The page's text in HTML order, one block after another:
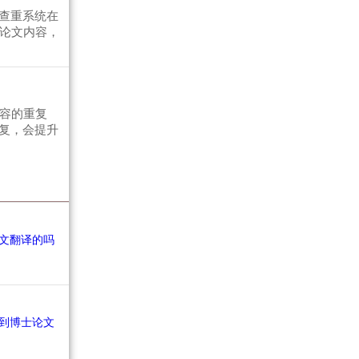
重系统在
文内容，
的重复
，会提升